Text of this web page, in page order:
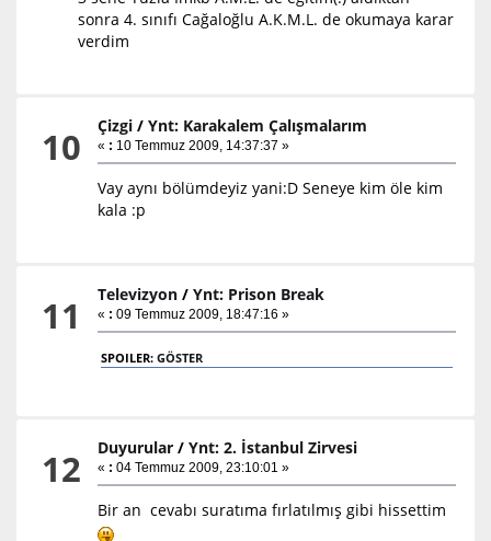
sonra 4. sınıfı Cağaloğlu A.K.M.L. de okumaya karar
verdim
10 Çizgi /Ynt: Karakalem Çalışmalarım
« : 10 Temmuz 2009, 14:37:37 »
Vay aynı bölümdeyiz yani:D Seneye kim öle kim
kala :p
11 Televizyon /Ynt: Prison Break
« : 09 Temmuz 2009, 18:47:16 »
SPOILER:GÖSTER
12 Duyurular /Ynt: 2. İstanbul Zirvesi
« : 04 Temmuz 2009, 23:10:01 »
Bir an cevabı suratıma fırlatılmış gibi hissettim